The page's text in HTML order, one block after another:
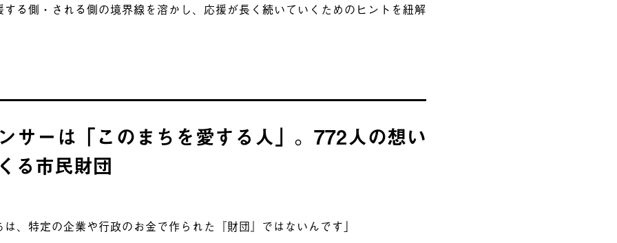
する側・される側の境界線を溶かし、応援が長く続いていくためのヒントを紐解
サーは「このまちを愛する人」。772人の想い
る市民財団
は、特定の企業や行政のお金で作られた『財団』ではないんです」